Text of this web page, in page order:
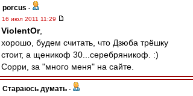
porcus -
16 июл 2011 11:29
ViolentOr,
хорошо, будем считать, что Дзюба трёшку
стоит, а щеникоф 30...серебряникоф. :)
Сорри, за "много меня" на сайте.
Стараюсь думать -